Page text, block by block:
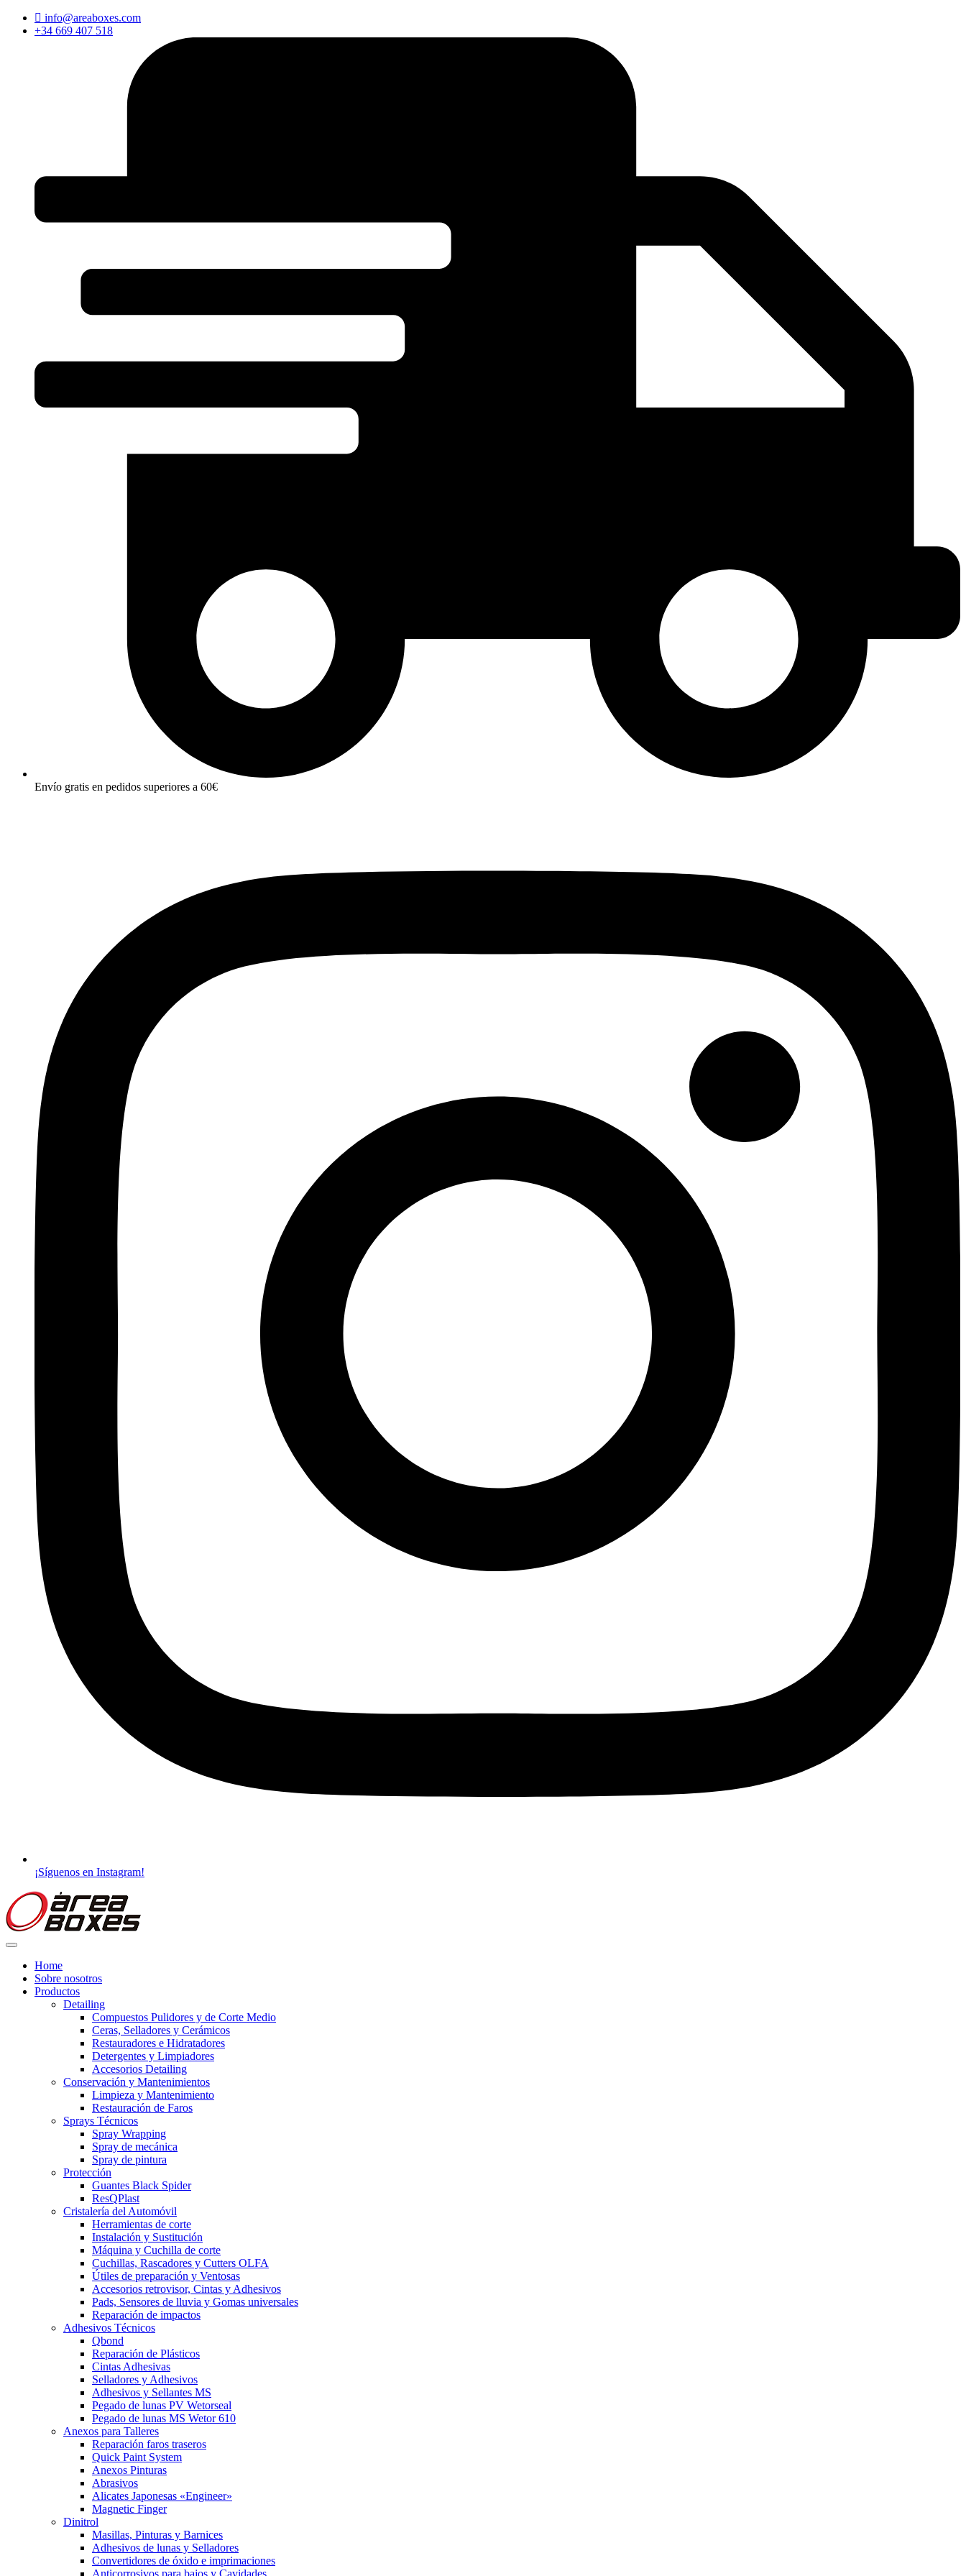
info@areaboxes.com
+34 669 407 518
Envío gratis en pedidos superiores a 60€
¡Síguenos en Instagram!
Home
Sobre nosotros
Productos
Detailing
Compuestos Pulidores y de Corte Medio
Ceras, Selladores y Cerámicos
Restauradores e Hidratadores
Detergentes y Limpiadores
Accesorios Detailing
Conservación y Mantenimientos
Limpieza y Mantenimiento
Restauración de Faros
Sprays Técnicos
Spray Wrapping
Spray de mecánica
Spray de pintura
Protección
Guantes Black Spider
ResQPlast
Cristalería del Automóvil
Herramientas de corte
Instalación y Sustitución
Máquina y Cuchilla de corte
Cuchillas, Rascadores y Cutters OLFA
Útiles de preparación y Ventosas
Accesorios retrovisor, Cintas y Adhesivos
Pads, Sensores de lluvia y Gomas universales
Reparación de impactos
Adhesivos Técnicos
Qbond
Reparación de Plásticos
Cintas Adhesivas
Selladores y Adhesivos
Adhesivos y Sellantes MS
Pegado de lunas PV Wetorseal
Pegado de lunas MS Wetor 610
Anexos para Talleres
Reparación faros traseros
Quick Paint System
Anexos Pinturas
Abrasivos
Alicates Japonesas «Engineer»
Magnetic Finger
Dinitrol
Masillas, Pinturas y Barnices
Adhesivos de lunas y Selladores
Convertidores de óxido e imprimaciones